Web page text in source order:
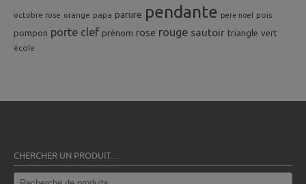
octobre rose orange papa parure pendante pere noel pois
pompon porte clef prénom rose rouge sautoir triangle vert
école
CHERCHER UN PRODUIT…
Recherche